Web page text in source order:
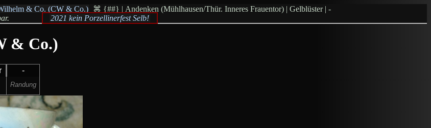
& Co. (CW & Co.) ⌘ {##} | Andenken (Mühlhausen/Thür. Inneres Frauentor) | Gelblüster | -
2021 kein Porzellinerfest Selb!
& Co.)
-
Randung